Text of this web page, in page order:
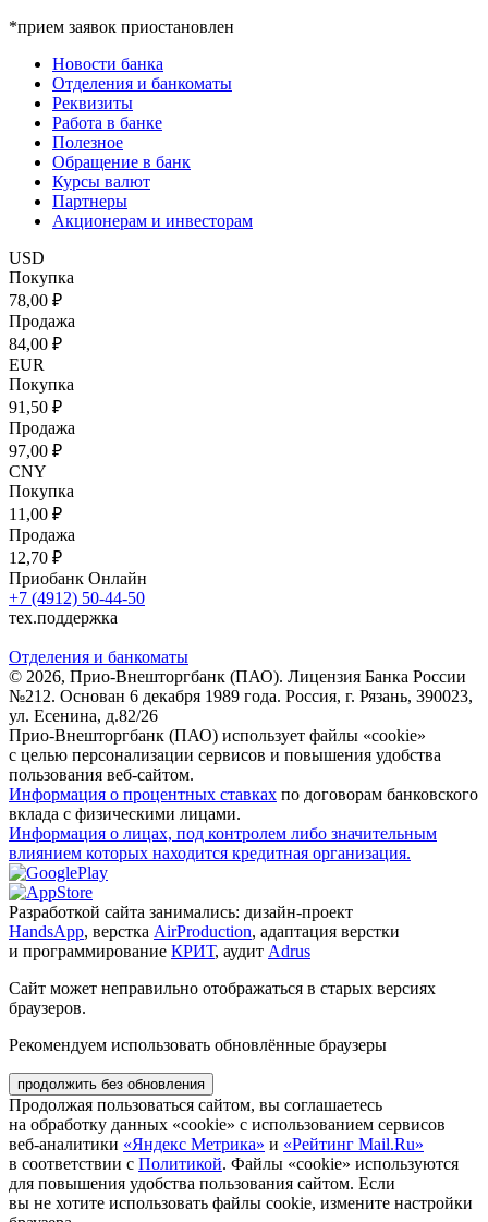
*прием заявок приостановлен
Новости банка
Отделения и банкоматы
Реквизиты
Работа в банке
Полезное
Обращение в банк
Курсы валют
Партнеры
Акционерам и инвесторам
USD
Покупка
78,00 ₽
Продажа
84,00 ₽
EUR
Покупка
91,50 ₽
Продажа
97,00 ₽
CNY
Покупка
11,00 ₽
Продажа
12,70 ₽
Приобанк Онлайн
+7 (4912) 50-44-50
тех.поддержка
Отделения и банкоматы
© 2026, Прио-Внешторгбанк (ПАО). Лицензия Банка России
№212. Основан 6 декабря 1989 года. Россия, г. Рязань, 390023,
ул. Есенина, д.82/26
Прио-Внешторгбанк (ПАО) использует файлы «cookie»
с целью персонализации сервисов и повышения удобства
пользования веб-сайтом.
Информация о процентных ставках по договорам банковского
вклада с физическими лицами.
Информация о лицах, под контролем либо значительным
влиянием которых находится кредитная организация.
Разработкой сайта занимались: дизайн-проект
HandsApp, верстка AirProduction, адаптация верстки
и программирование КРИТ, аудит Adrus
Сайт может неправильно отображаться в старых версиях
браузеров.
Рекомендуем использовать обновлённые браузеры
продолжить без обновления
Продолжая пользоваться сайтом, вы соглашаетесь
на обработку данных «cookie» с использованием сервисов
веб-аналитики «Яндекс Метрика» и «Рейтинг Mail.Ru»
в соответствии с Политикой. Файлы «cookie» используются
для повышения удобства пользования сайтом. Если
вы не хотите использовать файлы cookie, измените настройки